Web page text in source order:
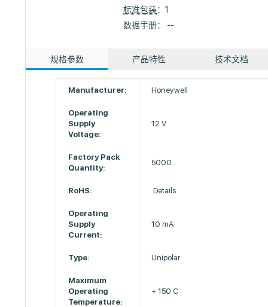
标准包装：1
数据手册： --
规格参数 产品特性 技术文档
Manufacturer: Honeywell
Operating
Supply
Voltage:
12 V
Factory Pack
Quantity:
5000
RoHS: Details
Operating
Supply
Current:
10 mA
Type: Unipolar
Maximum
Operating
Temperature:
+ 150 C